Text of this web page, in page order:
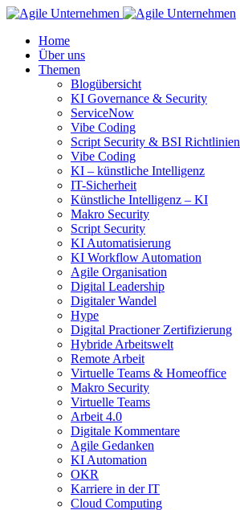
Home
Über uns
Themen
Blogübersicht
KI Governance & Security
ServiceNow
Vibe Coding
Script Security & BSI Richtlinien
Vibe Coding
KI – künstliche Intelligenz
IT-Sicherheit
Künstliche Intelligenz – KI
Makro Security
Script Security
KI Automatisierung
KI Workflow Automation
Agile Organisation
Digital Leadership
Digitaler Wandel
Hype
Digital Practioner Zertifizierung
Hybride Arbeitswelt
Remote Arbeit
Virtuelle Teams & Homeoffice
Makro Security
Virtuelle Teams
Arbeit 4.0
Digitale Kommentare
Agile Gedanken
KI Automation
OKR
Karriere in der IT
Cloud Computing